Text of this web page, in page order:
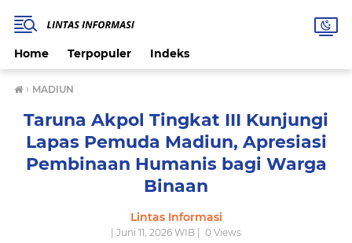
Home Terpopuler Indeks
› MADIUN
Taruna Akpol Tingkat III Kunjungi
Lapas Pemuda Madiun, Apresiasi
Pembinaan Humanis bagi Warga
Binaan
Lintas Informasi
| Juni 11, 2026 WIB | 0 Views